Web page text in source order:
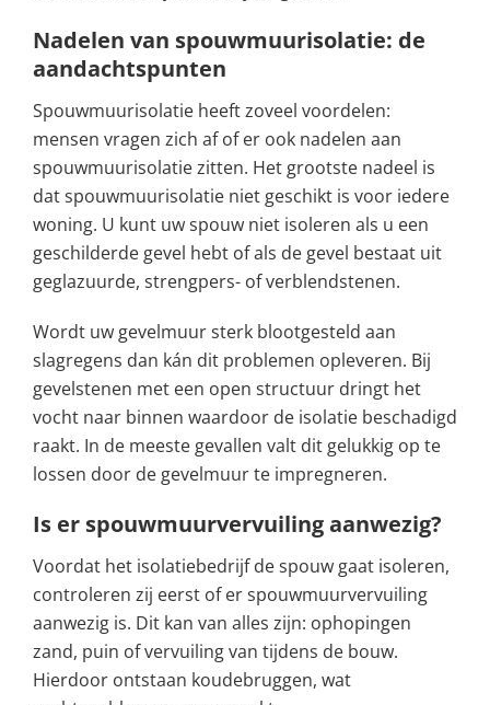
Nadelen van spouwmuurisolatie: de
aandachtspunten
Spouwmuurisolatie heeft zoveel voordelen:
mensen vragen zich af of er ook nadelen aan
spouwmuurisolatie zitten. Het grootste nadeel is
dat spouwmuurisolatie niet geschikt is voor iedere
woning. U kunt uw spouw niet isoleren als u een
geschilderde gevel hebt of als de gevel bestaat uit
geglazuurde, strengpers- of verblendstenen.
Wordt uw gevelmuur sterk blootgesteld aan
slagregens dan kán dit problemen opleveren. Bij
gevelstenen met een open structuur dringt het
vocht naar binnen waardoor de isolatie beschadigd
raakt. In de meeste gevallen valt dit gelukkig op te
lossen door de gevelmuur te impregneren.
Is er spouwmuurvervuiling aanwezig?
Voordat het isolatiebedrijf de spouw gaat isoleren,
controleren zij eerst of er spouwmuurvervuiling
aanwezig is. Dit kan van alles zijn: ophopingen
zand, puin of vervuiling van tijdens de bouw.
Hierdoor ontstaan koudebruggen, wat